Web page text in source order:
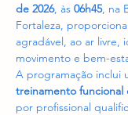
de 2026, às 06h45, na
Fortaleza,
agradável, ao ar livre,
movimento e bem-
A programação inclui
treinamento funcional
por profissional